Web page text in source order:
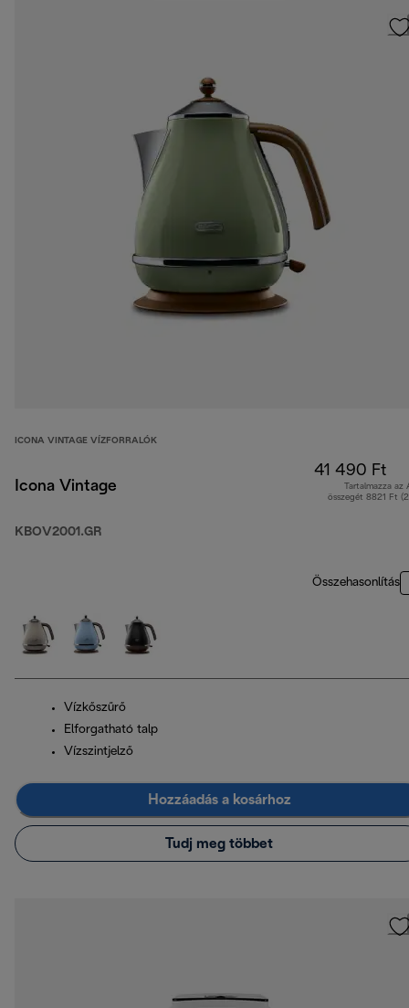
ICONA VINTAGE VÍZFORRALÓK
Icona Vintage
KBOV2001.GR
41 490 Ft
Tartalmazza az
összegét 8821 Ft
Összehasonlítás
Vízkőszűrő
Elforgatható talp
Vízszintjelző
Hozzáadás a kosárhoz
Tudj meg többet